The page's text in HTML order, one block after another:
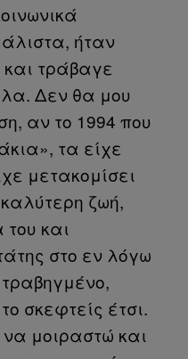
ήταν
τράβαγε
Δεν θα μου
αν το 1994 που
τα είχε
μετακομίσει
ζωή,
και
στο εν λόγω
τραβηγμένο,
σκεφτείς έτσι.
μοιραστώ και